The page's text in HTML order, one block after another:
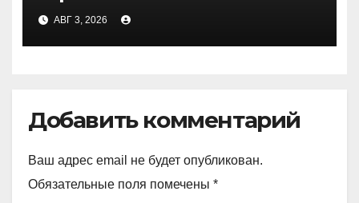
Медичи
АВГ 3, 2026
Добавить комментарий
Ваш адрес email не будет опубликован.
Обязательные поля помечены *